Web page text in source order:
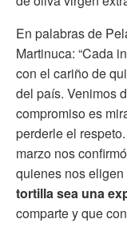
En palabras de
Martinuca: “Cada
con el cariño de
del país. Venimos
compromiso es
perderle el
marzo nos
quienes nos eligen
tortilla sea una
comparte y que